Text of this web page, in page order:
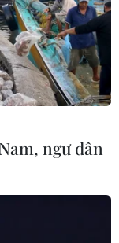
cắp bí mật
ngư dân